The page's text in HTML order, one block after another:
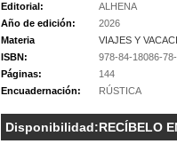
Editorial:
ALHENA
Año de edición:
2026
Materia
VIAJES Y
ISBN:
978-84-18086-
Páginas:
144
Encuadernación:
RÚSTICA
Disponibilidad:RECÍBELO